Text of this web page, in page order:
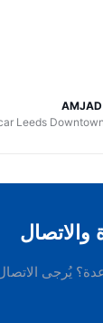
AMJAD
Leeds
والاتصال
يُرجى الاتصال